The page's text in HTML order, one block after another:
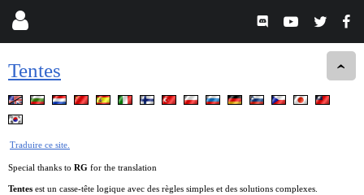
Tentes
Traduire ce site.
Special thanks to RG for the translation
Tentes est un casse-tête logique avec des règles simples et des solutions complexes.